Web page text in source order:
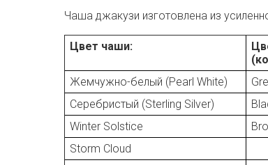
Чаша джакузи изготовлена из
Цвет чаши:
Жемчужно-белый (Pearl White)
Серебристый (Sterling Silver)
Winter Solstice
Storm Cloud